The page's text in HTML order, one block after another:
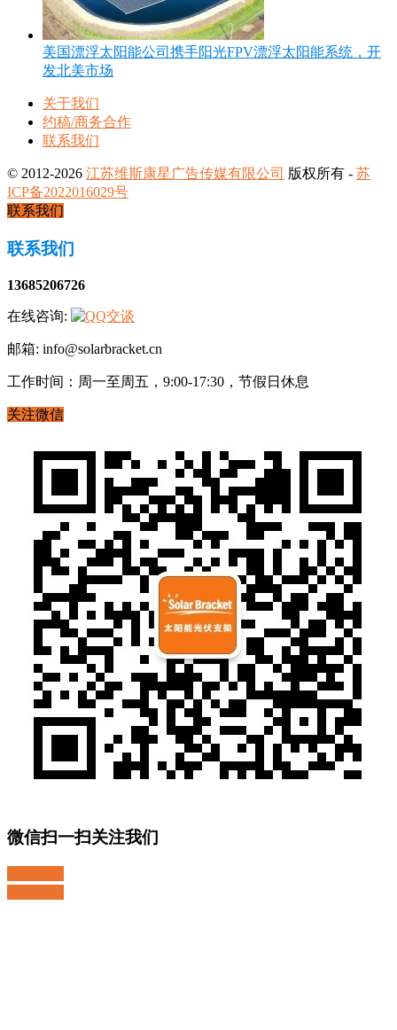
美国漂浮太阳能公司携手阳光FPV漂浮太阳能系统，开
发北美市场
关于我们
约稿/商务合作
联系我们
© 2012-2026 江苏维斯康星广告传媒有限公司 版权所有 - 苏
ICP备2022016029号
联系我们
联系我们
13685206726
在线咨询:
邮箱: info@solarbracket.cn
工作时间：周一至周五，9:00-17:30，节假日休息
关注微信
微信扫一扫关注我们